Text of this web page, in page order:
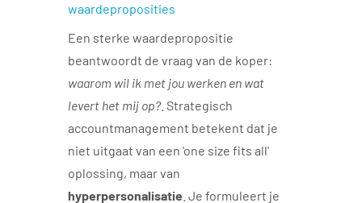
waardeproposities
Een sterke waardepropositie
beantwoordt de vraag van de koper:
waarom wil ik met jou werken en wat
levert het mij op?. Strategisch
accountmanagement betekent dat je
niet uitgaat van een 'one size fits all'
oplossing, maar van
hyperpersonalisatie . Je formuleert je